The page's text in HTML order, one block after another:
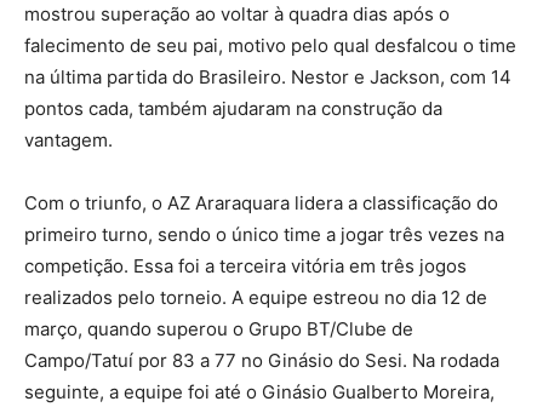
mostrou superação ao voltar à quadra dias após o
falecimento de seu pai, motivo pelo qual desfalcou o time
na última partida do Brasileiro. Nestor e Jackson, com 14
pontos cada, também ajudaram na construção da
vantagem.
Com o triunfo, o AZ Araraquara lidera a classificação do
primeiro turno, sendo o único time a jogar três vezes na
competição. Essa foi a terceira vitória em três jogos
realizados pelo torneio. A equipe estreou no dia 12 de
março, quando superou o Grupo BT/Clube de
Campo/Tatuí por 83 a 77 no Ginásio do Sesi. Na rodada
seguinte, a equipe foi até o Ginásio Gualberto Moreira,